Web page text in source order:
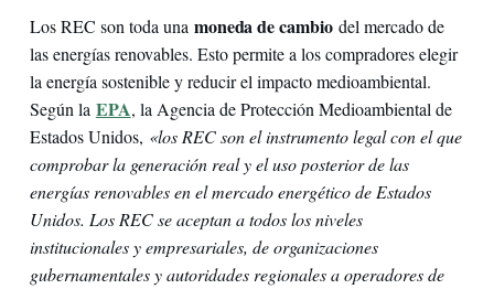
Los REC son toda una moneda de cambiodel mercado de
las energías renovables. Esto permite a los compradores elegir
la energía sostenible y reducir el impacto medioambiental.
Según la EPA, la Agencia de Protección Medioambiental de
Estados Unidos, «los REC son el instrumento legal con el que
comprobar la generación real y el uso posterior de las
energías renovables en el mercado energético de Estados
Unidos. Los REC se aceptan a todos los niveles
institucionales y empresariales, de organizaciones
gubernamentales y autoridades regionales a operadores de